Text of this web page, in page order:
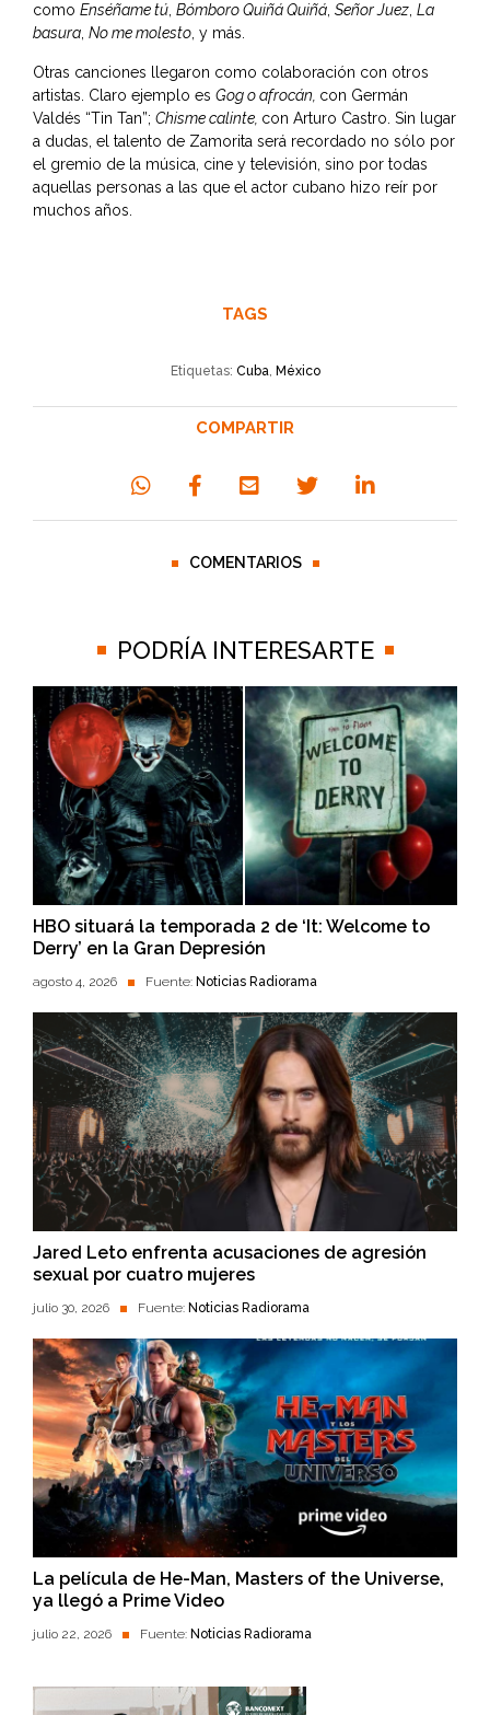
como Enséñame tú, Bómboro Quiñá Quiñá, Señor Juez, La
basura, No me molesto, y más.
Otras canciones llegaron como colaboración con otros
artistas. Claro ejemplo es Gog o afrocán, con Germán
Valdés “Tin Tan”; Chisme calinte, con Arturo Castro. Sin lugar
a dudas, el talento de Zamorita será recordado no sólo por
el gremio de la música, cine y televisión, sino por todas
aquellas personas a las que el actor cubano hizo reír por
muchos años.
TAGS
Etiquetas: Cuba, México
COMPARTIR
COMENTARIOS
PODRÍA INTERESARTE
HBO situará la temporada 2 de ‘It: Welcome to
Derry’ en la Gran Depresión
agosto 4, 2026 Fuente: Noticias Radiorama
Jared Leto enfrenta acusaciones de agresión
sexual por cuatro mujeres
julio 30, 2026 Fuente: Noticias Radiorama
La película de He-Man, Masters of the Universe,
ya llegó a Prime Video
julio 22, 2026 Fuente: Noticias Radiorama